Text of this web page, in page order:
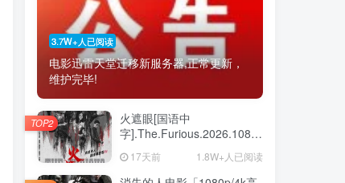
3.7W+人已阅读
电影迅雷天堂迁移新服务器,正常更新，
维护完毕!
火遮眼[国语中
字].The.Furious.2026.1080p+2160p
17天前 1.8W+人已阅读
TOP2